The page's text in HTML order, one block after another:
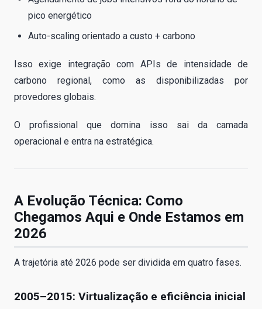
pico energético
Auto-scaling orientado a custo + carbono
Isso exige integração com APIs de intensidade de
carbono regional, como as disponibilizadas por
provedores globais.
O profissional que domina isso sai da camada
operacional e entra na estratégica.
A Evolução Técnica: Como
Chegamos Aqui e Onde Estamos em
2026
A trajetória até 2026 pode ser dividida em quatro fases.
2005–2015: Virtualização e eficiência inicial